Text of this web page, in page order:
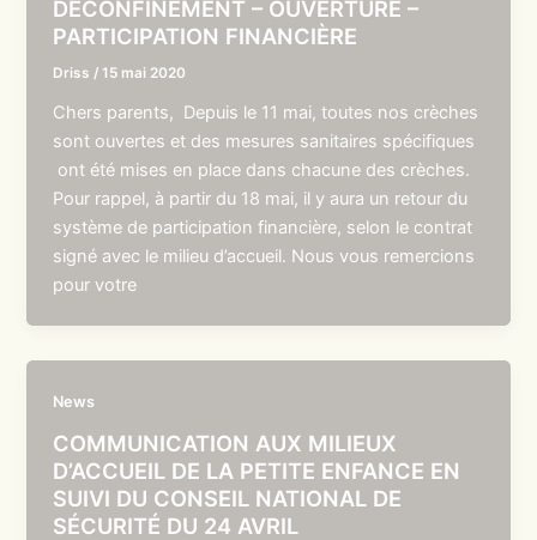
DECONFINEMENT – OUVERTURE –
PARTICIPATION FINANCIÈRE
Driss /15 mai 2020
Chers parents, Depuis le 11 mai, toutes nos crèches
sont ouvertes et des mesures sanitaires spécifiques
ont été mises en place dans chacune des crèches.
Pour rappel, à partir du 18 mai, il y aura un retour du
système de participation financière, selon le contrat
signé avec le milieu d’accueil. Nous vous remercions
pour votre
News
COMMUNICATION AUX MILIEUX
D’ACCUEIL DE LA PETITE ENFANCE EN
SUIVI DU CONSEIL NATIONAL DE
SÉCURITÉ DU 24 AVRIL